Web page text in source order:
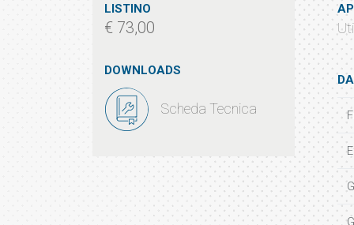
LISTINO
€ 73,00
DOWNLOADS
Scheda Tecnica